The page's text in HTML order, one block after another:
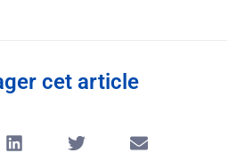
cet article